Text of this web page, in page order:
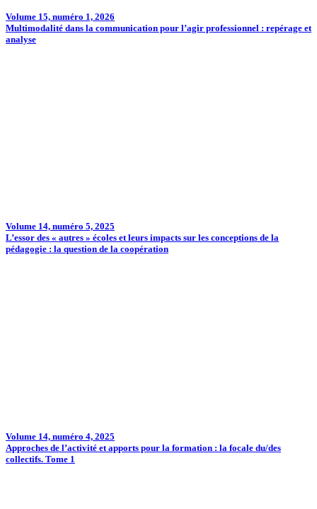
Volume 15, numéro 1, 2026
Multimodalité dans la communication pour l’agir professionnel : repérage et
analyse
Volume 14, numéro 5, 2025
L’essor des « autres » écoles et leurs impacts sur les conceptions de la
pédagogie : la question de la coopération
Volume 14, numéro 4, 2025
Approches de l’activité et apports pour la formation : la focale du/des
collectifs. Tome 1